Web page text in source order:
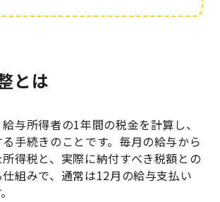
とは
与所得者の1年間の税金を計算し、
手続きのことです。毎月の給与から
得税と、実際に納付すべき税額との
組みで、通常は12月の給与支払い